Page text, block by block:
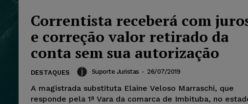
Correntista receberá com
e correção valor retirado da
conta sem sua autorização
DESTAQUES Suporte Juristas - 26/07/2019
A magistrada substituta Elaine Veloso Marraschi, que
responde pela 1ª Vara da comarca de Imbituba, no